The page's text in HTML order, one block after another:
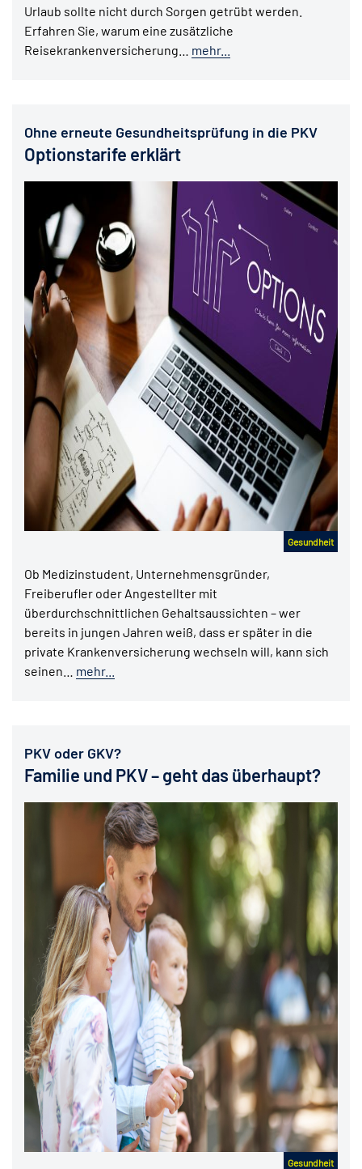
Urlaub sollte nicht durch Sorgen getrübt werden.
Erfahren Sie, warum eine zusätzliche
Reisekrankenversicherung… mehr...
Ohne erneute Gesundheitsprüfung in die PKV
Optionstarife erklärt
Gesundheit
Ob Medizinstudent, Unternehmensgründer,
Freiberufler oder Angestellter mit
überdurchschnittlichen Gehaltsaussichten – wer
bereits in jungen Jahren weiß, dass er später in die
private Krankenversicherung wechseln will, kann sich
seinen… mehr...
PKV oder GKV?
Familie und PKV – geht das überhaupt?
Gesundheit